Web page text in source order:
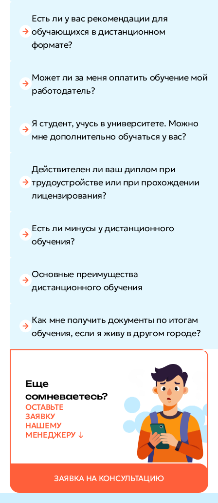
Есть ли у вас рекомендации для
обучающихся в дистанционном
формате?
Может ли за меня оплатить обучение мой
работодатель?
Я студент, учусь в университете. Можно
мне дополнительно обучаться у вас?
Действителен ли ваш диплом при
трудоустройстве или при прохождении
лицензирования?
Есть ли минусы у дистанционного
обучения?
Основные преимущества
дистанционного обучения
Как мне получить документы по итогам
обучения, если я живу в другом городе?
Еще
сомневаетесь?
ОСТАВЬТЕ
ЗАЯВКУ
НАШЕМУ
МЕНЕДЖЕРУ
ЗАЯВКА НА КОНСУЛЬТАЦИЮ